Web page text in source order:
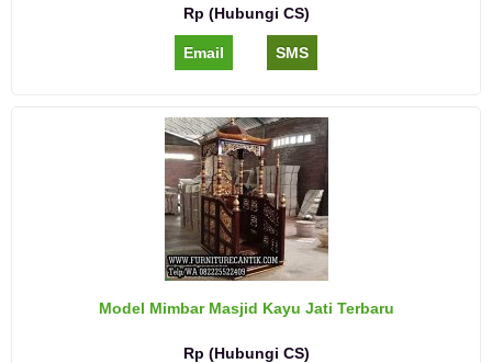
Rp (Hubungi CS)
Email SMS
Model Mimbar Masjid Kayu Jati Terbaru
Rp (Hubungi CS)